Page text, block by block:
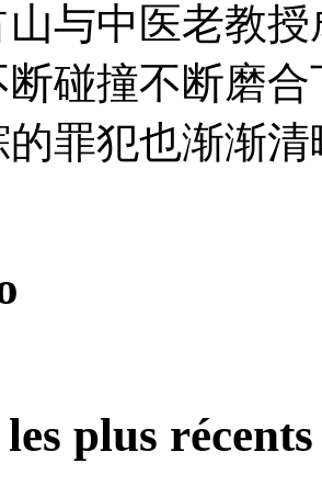
山与中医老教
碰撞不断磨
罪犯也渐渐清
plus récents